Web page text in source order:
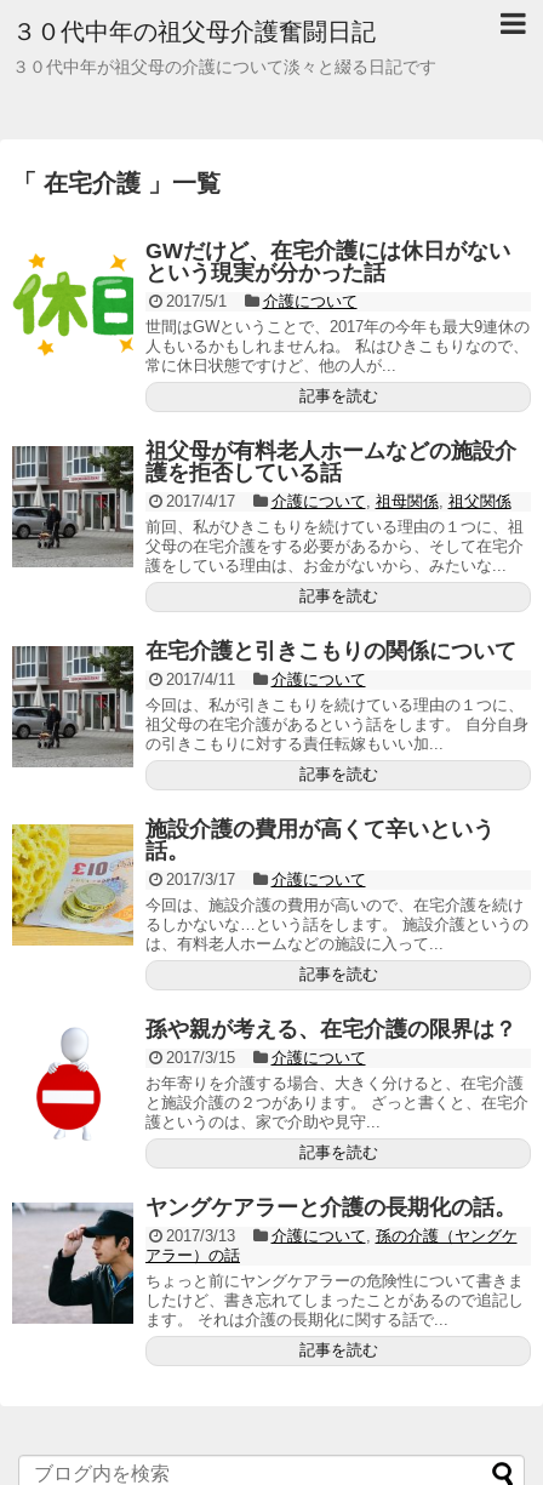
３０代中年の祖父母介護奮闘日記
３０代中年が祖父母の介護について淡々と綴る日記です
「 在宅介護 」一覧
GWだけど、在宅介護には休日がない
という現実が分かった話
2017/5/1
介護について
世間はGWということで、2017年の今年も最大9連休の
人もいるかもしれませんね。 私はひきこもりなので、
常に休日状態ですけど、他の人が...
記事を読む
祖父母が有料老人ホームなどの施設介
護を拒否している話
2017/4/17 介護について 祖母関係, 祖父関係
前回、私がひきこもりを続けている理由の１つに、祖
父母の在宅介護をする必要があるから、そして在宅介
護をしている理由は、お金がないから、みたいな...
記事を読む
在宅介護と引きこもりの関係について
2017/4/11
介護について
今回は、私が引きこもりを続けている理由の１つに、
祖父母の在宅介護があるという話をします。 自分自身
の引きこもりに対する責任転嫁もいい加...
記事を読む
施設介護の費用が高くて辛いという
話。
2017/3/17
介護について
今回は、施設介護の費用が高いので、在宅介護を続け
るしかないな…という話をします。 施設介護というの
は、有料老人ホームなどの施設に入って...
記事を読む
孫や親が考える、在宅介護の限界は？
2017/3/15
介護について
お年寄りを介護する場合、大きく分けると、在宅介護
と施設介護の２つがあります。 ざっと書くと、在宅介
護というのは、家で介助や見守...
記事を読む
ヤングケアラーと介護の長期化の話。
2017/3/13 介護について 孫の介護（ヤングケ
アラー）の話
ちょっと前にヤングケアラーの危険性について書きま
したけど、書き忘れてしまったことがあるので追記し
ます。 それは介護の長期化に関する話で...
記事を読む